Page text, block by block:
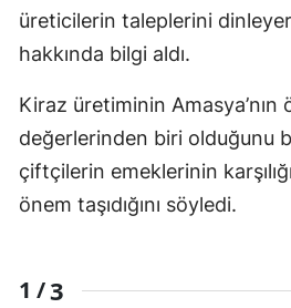
üreticilerin taleplerini
hakkında bilgi aldı.
Kiraz üretiminin Amasya’nın
değerlerinden biri olduğunu
çiftçilerin emeklerinin
önem taşıdığını söyledi.
1 /3